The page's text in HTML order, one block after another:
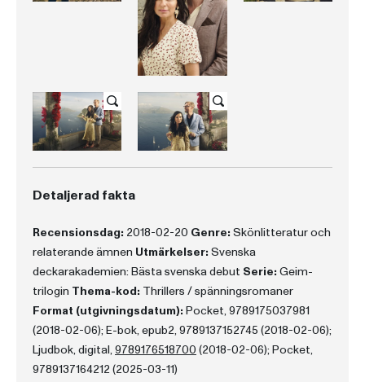
Detaljerad fakta
Recensionsdag: 2018-02-20 Genre: Skönlitteratur och
relaterande ämnen Utmärkelser: Svenska
deckarakademien: Bästa svenska debut Serie: Geim-
trilogin Thema-kod: Thrillers / spänningsromaner
Format (utgivningsdatum): Pocket, 9789175037981
(2018-02-06); E-bok, epub2, 9789137152745 (2018-02-06);
Ljudbok, digital, 9789176518700 (2018-02-06); Pocket,
9789137164212 (2025-03-11)